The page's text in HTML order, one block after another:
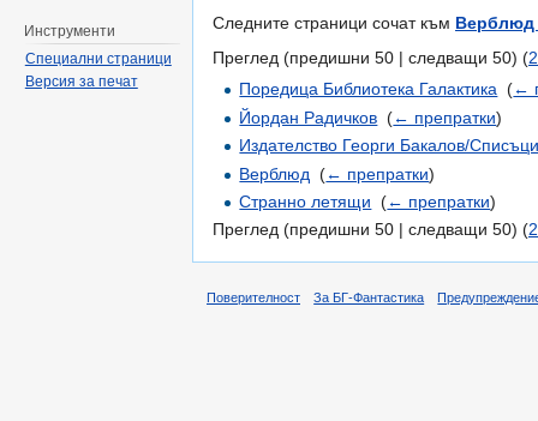
Следните страници сочат към Верблюд
Преглед (предишни 50 | следващи 50) (
Поредица Библиотека Галактика ‎(←
Йордан Радичков ‎(← препратки)
Издателство Георги Бакалов/
Верблюд ‎(← препратки)
Странно летящи ‎(← препратки)
Преглед (предишни 50 | следващи 50) (
Инструменти
Специални страници
Версия за печат
Поверителност За БГ-Фантастика